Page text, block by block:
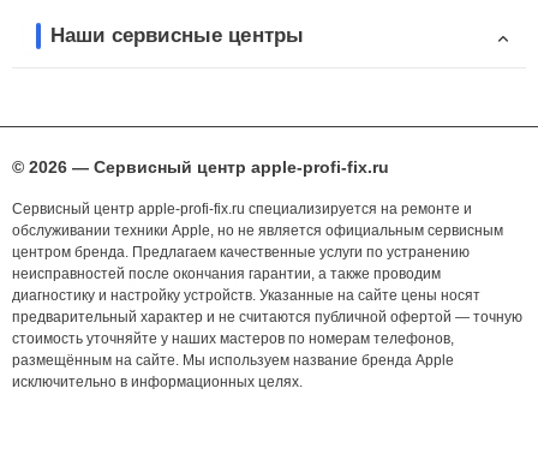
Наши сервисные центры
© 2026 — Сервисный центр apple-profi-fix.ru
Сервисный центр apple-profi-fix.ru специализируется на ремонте и
обслуживании техники Apple, но не является официальным сервисным
центром бренда. Предлагаем качественные услуги по устранению
неисправностей после окончания гарантии, а также проводим
диагностику и настройку устройств. Указанные на сайте цены носят
предварительный характер и не считаются публичной офертой — точную
стоимость уточняйте у наших мастеров по номерам телефонов,
размещённым на сайте. Мы используем название бренда Apple
исключительно в информационных целях.